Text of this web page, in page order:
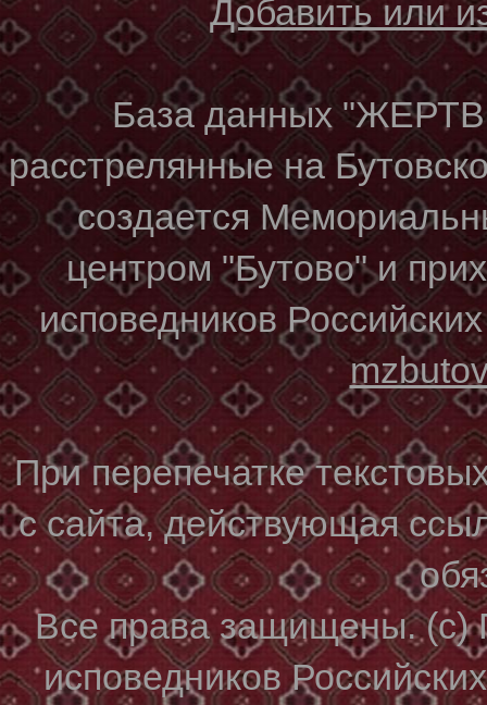
Добавить или
База данных
расстрелянные на
создается
центром "Бутово" и
исповедников
При перепечатке
с сайта, действующая
Все права защищены. (с)
исповедников